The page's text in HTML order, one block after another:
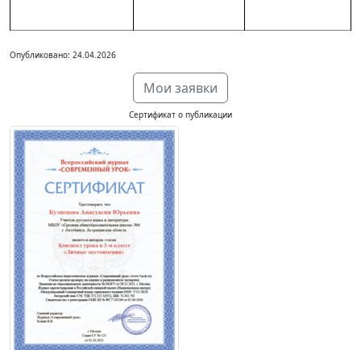
Опубликовано: 24.04.2026
Мои заявки
Сертификат о публикации